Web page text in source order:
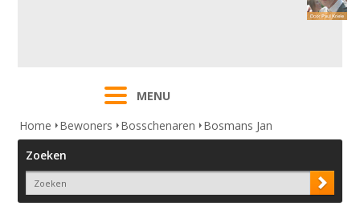
MENU
Home
Bewoners Bosschenaren
Bosmans Jan
Zoeken